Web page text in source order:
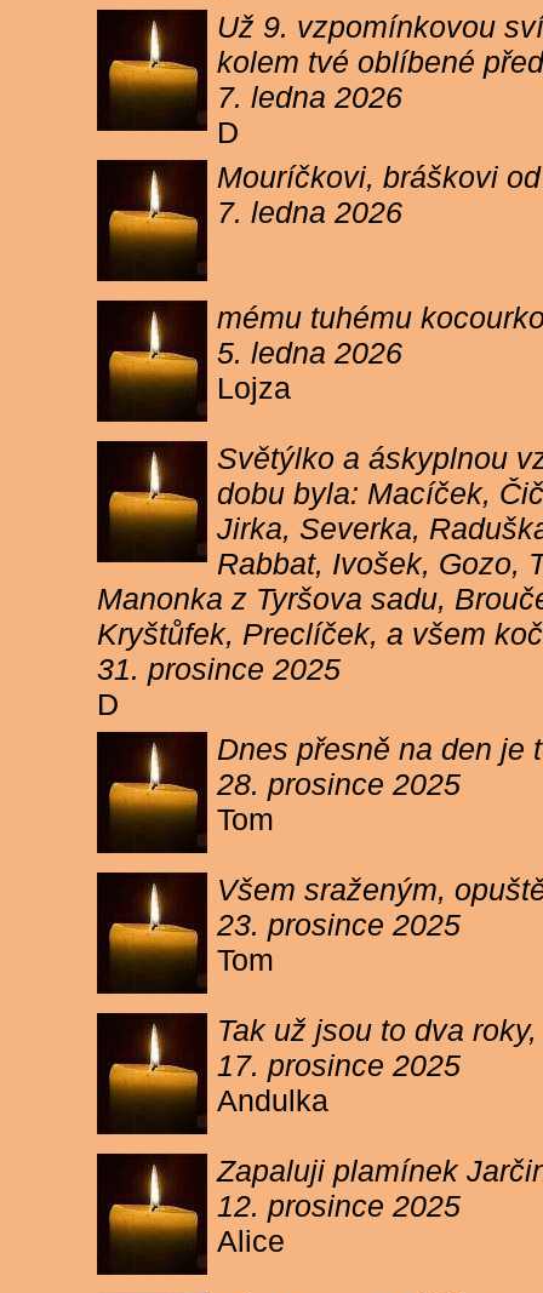
Už 9. vzpomínkovou
kolem tvé oblíbené
7. ledna 2026
D
Mouríčkovi, bráškovi
7. ledna 2026
mému tuhému
5. ledna 2026
Lojza
Světýlko a áskyplnou
dobu byla: Macíček,
Jirka, Severka,
Rabbat, Ivošek, Gozo,
Manonka z Tyršova sadu,
Kryštůfek, Preclíček, a všem
31. prosince 2025
D
Dnes přesně na den je
28. prosince 2025
Tom
Všem sraženým,
23. prosince 2025
Tom
Tak už jsou to dva
17. prosince 2025
Andulka
Zapaluji plamínek
12. prosince 2025
Alice